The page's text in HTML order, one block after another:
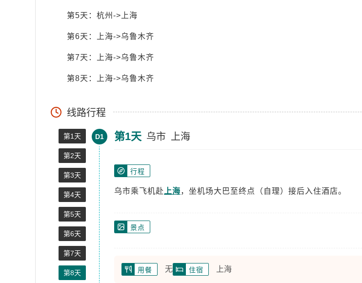
第5天：杭州->上海
第6天：上海->乌鲁木齐
第7天：上海->乌鲁木齐
第8天：上海->乌鲁木齐
线路行程
第1天
第2天
第3天
第4天
第5天
第6天
第7天
第8天
D1 第1天 乌市 上海
行程
乌市乘飞机赴 上海，坐机场大巴至终点（自理）接后入住酒店。
景点
用餐 无 住宿 上海